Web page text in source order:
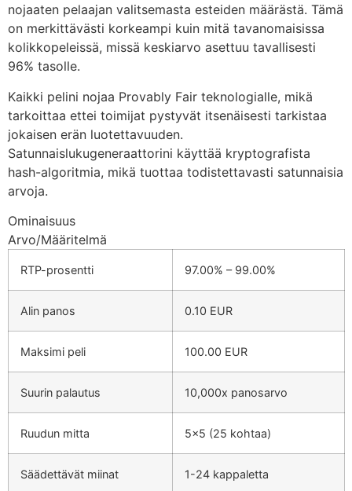
nojaaten pelaajan valitsemasta esteiden määrästä. Tämä
on merkittävästi korkeampi kuin mitä tavanomaisissa
kolikkopeleissä, missä keskiarvo asettuu tavallisesti
96% tasolle.
Kaikki pelini nojaa Provably Fair teknologialle, mikä
tarkoittaa ettei toimijat pystyvät itsenäisesti tarkistaa
jokaisen erän luotettavuuden.
Satunnaislukugeneraattorini käyttää kryptografista
hash-algoritmia, mikä tuottaa todistettavasti satunnaisia
arvoja.
Ominaisuus
Arvo/Määritelmä
RTP-prosentti 97.00% – 99.00%
Alin panos 0.10 EUR
Maksimi peli 100.00 EUR
Suurin palautus 10,000x panosarvo
Ruudun mitta 5×5 (25 kohtaa)
Säädettävät miinat 1-24 kappaletta